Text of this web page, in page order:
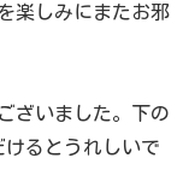
楽しみにまたお邪
ざいました。下の
けるとうれしいで